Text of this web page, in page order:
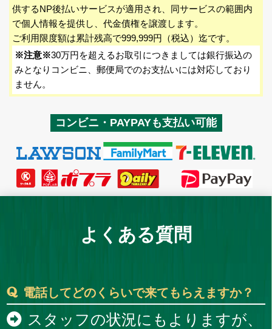
供するNP後払いサービスが適用され、同サービスの範囲内
で個人情報を提供し、代金債権を譲渡します。
ご利用限度額は累計残高で999,999円（税込）迄です。
※注意※30万円を超えるお取引につきましては銀行振込の
みとなりコンビニ、郵便局でのお支払いには対応しており
ません。
コンビニ・PAYPAYも支払い可能
よくある質問
電話してどのくらいで来てもらえますか？
スタッフの状況にもよりますが、